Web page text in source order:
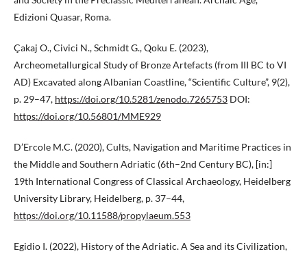
Edizioni Quasar, Roma.
Çakaj O., Civici N., Schmidt G., Qoku E. (2023),
Archeometallurgical Study of Bronze Artefacts (from III BC to VI
AD) Excavated along Albanian Coastline, “Scientific Culture”, 9(2),
p. 29–47, https://doi.org/10.5281/zenodo.7265753 DOI:
https://doi.org/10.56801/MME929
D’Ercole M.C. (2020), Cults, Navigation and Maritime Practices in
the Middle and Southern Adriatic (6th–2nd Century BC), [in:]
19th International Congress of Classical Archaeology, Heidelberg
University Library, Heidelberg, p. 37–44,
https://doi.org/10.11588/propylaeum.553
Egidio I. (2022), History of the Adriatic. A Sea and its Civilization,